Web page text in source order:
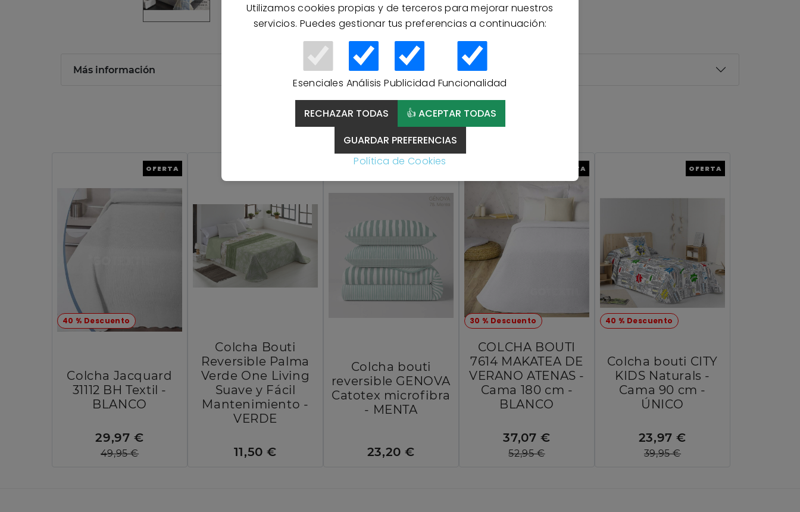
Utilizamos cookies propias y de terceros para mejorar nuestros
servicios. Puedes gestionar tus preferencias a continuación:
Esenciales Análisis Publicidad Funcionalidad
RECHAZAR TODAS
👍 ACEPTAR TODAS
GUARDAR PREFERENCIAS
Política de Cookies
Más información
Productos Relacionados
40 % Descuento
OFERTA
Colcha Jacquard
31112 BH Textil -
BLANCO
29,97 €
49,95 €
Colcha Bouti
Reversible Palma
Verde One Living
Suave y Fácil
Mantenimiento -
VERDE
11,50 €
Colcha bouti
reversible GENOVA
Catotex microfibra
- MENTA
23,20 €
30 % Descuento
OFERTA
COLCHA BOUTI
7614 MAKATEA DE
VERANO ATENAS -
Cama 180 cm -
BLANCO
37,07 €
52,95 €
40 % Descuento
OFERTA
Colcha bouti CITY
KIDS Naturals -
Cama 90 cm -
ÚNICO
23,97 €
39,95 €